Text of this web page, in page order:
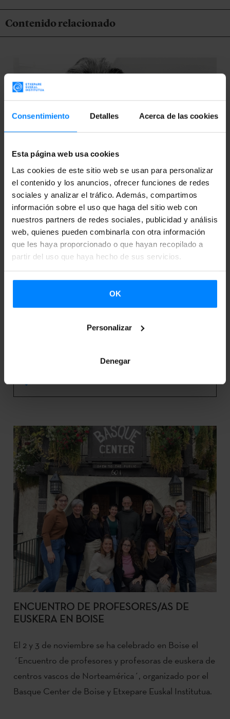
Consentimiento Detalles Acerca de las cookies
Esta página web usa cookies
Las cookies de este sitio web se usan para personalizar
el contenido y los anuncios, ofrecer funciones de redes
sociales y analizar el tráfico. Además, compartimos
información sobre el uso que haga del sitio web con
nuestros partners de redes sociales, publicidad y análisis
web, quienes pueden combinarla con otra información
que les haya proporcionado o que hayan recopilado a
partir del uso que haya hecho de sus servicios.
OK
Personalizar
Denegar
Contenido relacionado
14
Mar 2024
31
Mar 2024
ENCUENTRO DE PROFESORES/AS DE
EUSKERA EN BOISE
El 2 y 3 de noviembre se ha celebrado en Boise el
´Encuentro de profesores y profesoras de euskera de
centros vascos de Norteamérica´, organizado por el
Basque Center de Boise y Etxepare Euskal Institutua.